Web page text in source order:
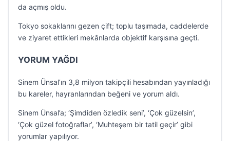
da açmış oldu.
Tokyo sokaklarını gezen çift; toplu taşımada, caddelerde
ve ziyaret ettikleri mekânlarda objektif karşısına geçti.
YORUM YAĞDI
Sinem Ünsal’ın 3,8 milyon takipçili hesabından yayınladığı
bu kareler, hayranlarından beğeni ve yorum aldı.
Sinem Ünsal’a; ‘Şimdiden özledik seni’, ‘Çok güzelsin’,
‘Çok güzel fotoğraflar’, ‘Muhteşem bir tatil geçir’ gibi
yorumlar yapılıyor.